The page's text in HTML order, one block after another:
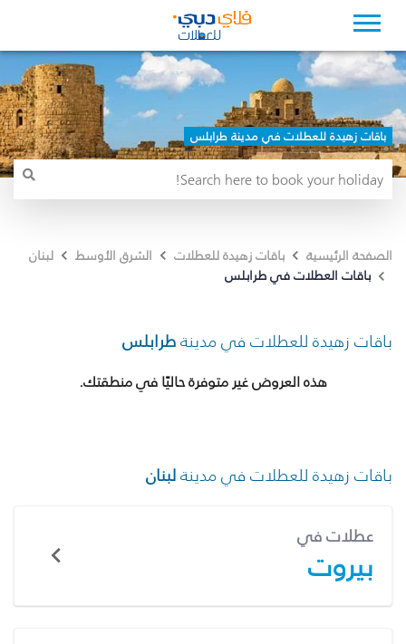
باقات زهيدة للعطلات في مدينة طرابلس
الصفحة الرئيسية باقات زهيدة للعطلات الشرق الأوسط
لبنان
باقات العطلات في طرابلس
باقات زهيدة للعطلات في مدينةطرابلس
هذه العروض غير متوفرة حاليًا في منطقتك.
باقات زهيدة للعطلات في مدينةلبنان
عطلات في
بيروت